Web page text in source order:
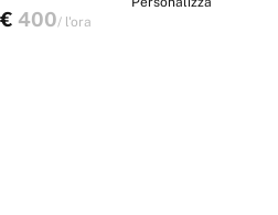
€ 400/ l'ora